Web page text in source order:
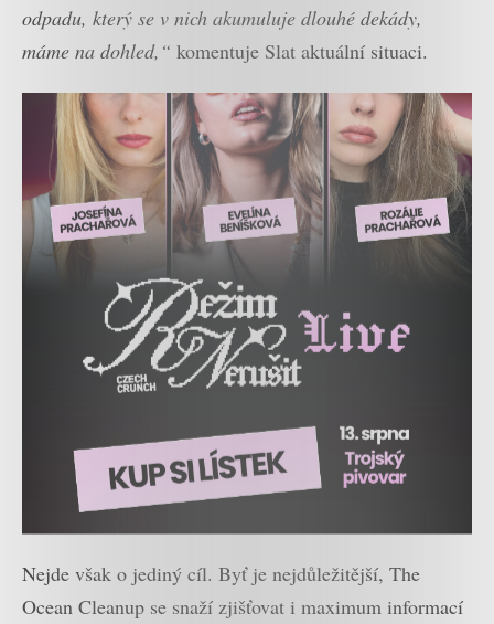
odpadu, který se v nich akumuluje dlouhé dekády,
máme na dohled,“ komentuje Slat aktuální situaci.
Nejde však o jediný cíl. Byť je nejdůležitější, The
Ocean Cleanup se snaží zjišťovat i maximum informací